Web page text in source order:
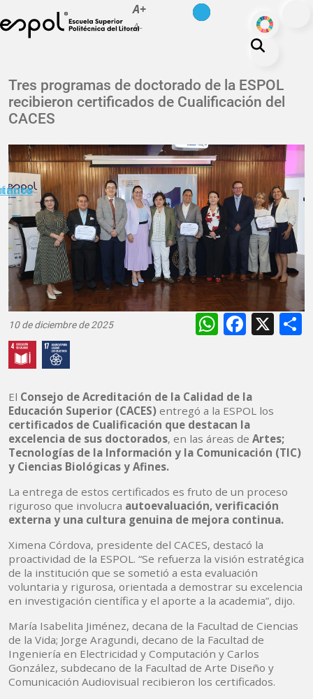
Pasar al contenido principal
A+
A-
ODS
La ESPOL
Educación
Vida politécnica
Investigación
Nuestra Huella
Transparencia
Tres programas de doctorado de la ESPOL
recibieron certificados de Cualificación del
CACES
10 de diciembre de 2025 X
El Consejo de Acreditación de la Calidad de la
Educación Superior (CACES) entregó a la ESPOL los
certificados de Cualificación que destacan la
excelencia de sus doctorados, en las áreas de Artes;
Tecnologías de la Información y la Comunicación (TIC)
y Ciencias Biológicas y Afines.
La entrega de estos certificados es fruto de un proceso
riguroso que involucra autoevaluación, verificación
externa y una cultura genuina de mejora continua.
Ximena Córdova, presidente del CACES, destacó la
proactividad de la ESPOL. “Se refuerza la visión estratégica
de la institución que se sometió a esta evaluación
voluntaria y rigurosa, orientada a demostrar su excelencia
en investigación científica y el aporte a la academia”, dijo.
María Isabelita Jiménez, decana de la Facultad de Ciencias
de la Vida; Jorge Aragundi, decano de la Facultad de
Ingeniería en Electricidad y Computación y Carlos
González, subdecano de la Facultad de Arte Diseño y
Comunicación Audiovisual recibieron los certificados.